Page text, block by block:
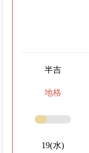
半吉
地格
19(水)